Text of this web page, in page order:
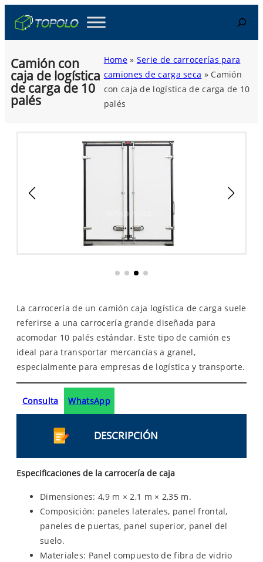
content
Search
Camión con
caja de logística
de carga de 10
palés
Home» Serie de carrocerías para
camiones de carga seca » Camión
con caja de logística de carga de 10
palés
La carrocería de un camión caja logística de carga suele
referirse a una carrocería grande diseñada para
acomodar 10 palés estándar. Este tipo de camión es
ideal para transportar mercancías a granel,
especialmente para empresas de logística y transporte.
Consulta WhatsApp
DESCRIPCIÓN
Especificaciones de la carrocería de caja
Dimensiones: 4,9 m × 2,1 m × 2,35 m.
Composición: paneles laterales, panel frontal,
paneles de puertas, panel superior, panel del
suelo.
Materiales: Panel compuesto de fibra de vidrio